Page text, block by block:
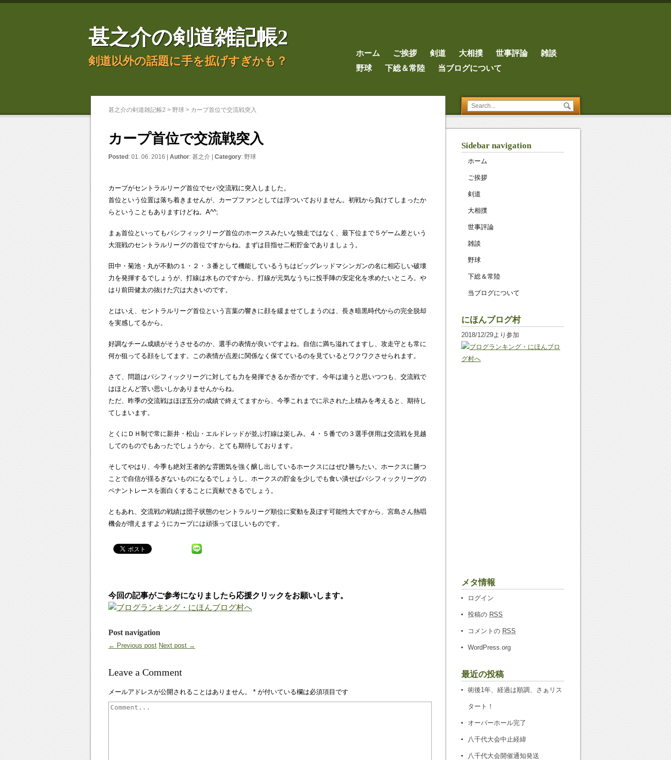
甚之介の剣道雑記帳2
剣道以外の話題に手を拡げすぎかも？
ホーム ご挨拶 剣道 大相撲 世事評論
雑談
野球
下総＆常陸 当ブログについて
甚之介の剣道雑記帳2 > 野球 > カープ首位で交流戦突入
カープ首位で交流戦突入
Posted : 01. 06. 2016 | Author: 甚之介 Category: 野球
カープがセントラルリーグ首位でセパ交流戦に突入しました。
首位という位置は落ち着きませんが、カープファンとしては浮ついておりません。初戦から負けてしまったか
らということもありますけどね。A^^;
まぁ首位といってもパシフィックリーグ首位のホークスみたいな独走ではなく、最下位まで５ゲーム差という
大混戦のセントラルリーグの首位ですからね。まずは目指せ二桁貯金でありましょう。
田中・菊池・丸が不動の１・２・３番として機能しているうちはビッグレッドマシンガンの名に相応しい破壊
力を発揮するでしょうが、打線は水ものですから、打線が元気なうちに投手陣の安定化を求めたいところ。や
はり前田健太の抜けた穴は大きいのです。
とはいえ、セントラルリーグ首位という言葉の響きに顔を緩ませてしまうのは、長き暗黒時代からの完全脱却
を実感してるから。
好調なチーム成績がそうさせるのか、選手の表情が良いですよね。自信に満ち溢れてますし、攻走守とも常に
何か狙ってる顔をしてます。この表情が点差に関係なく保てているのを見ているとワクワクさせられます。
さて、問題はパシフィックリーグに対しても力を発揮できるか否かです。今年は違うと思いつつも、交流戦で
はほとんど苦い思いしかありませんからね。
ただ、昨季の交流戦はほぼ五分の成績で終えてますから、今季これまでに示された上積みを考えると、期待し
てしまいます。
とくにＤＨ制で常に新井・松山・エルドレッドが並ぶ打線は楽しみ。４・５番での３選手併用は交流戦を見越
してのものでもあったでしょうから、とても期待しております。
そしてやはり、今季も絶対王者的な雰囲気を強く醸し出しているホークスにはぜひ勝ちたい。ホークスに勝つ
ことで自信が揺るぎないものになるでしょうし、ホークスの貯金を少しでも食い潰せばパシフィックリーグの
ペナントレースを面白くすることに貢献できるでしょう。
ともあれ、交流戦の戦績は団子状態のセントラルリーグ順位に変動を及ぼす可能性大ですから、宮島さん熱唱
機会が増えますようにカープには頑張ってほしいものです。
今回の記事がご参考になりましたら応援クリックをお願いします。
Post navigation
← Previous post Next post →
Leave a Comment
メールアドレスが公開されることはありません。 * が付いている欄は必須項目です
Sidebar navigation
ホーム
ご挨拶
剣道
大相撲
世事評論
雑談
野球
下総＆常陸
当ブログについて
にほんブログ村
2018/12/29より参加
メタ情報
ログイン
投稿の RSS
コメントの RSS
WordPress.org
最近の投稿
術後1年、経過は順調、さぁリス
タート！
オーバーホール完了
八千代大会中止経緯
八千代大会開催通知発送